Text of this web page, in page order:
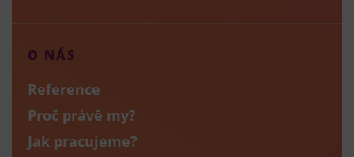
O NÁS
Reference
Proč právě my?
Jak pracujeme?